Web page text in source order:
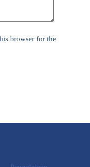
browser for the